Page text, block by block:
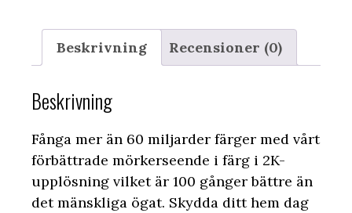
Beskrivning Recensioner (0)
Beskrivning
Fånga mer än 60 miljarder färger med vårt
förbättrade mörkerseende i färg i 2K-
upplösning vilket är 100 gånger bättre än
det mänskliga ögat. Skydda ditt hem dag